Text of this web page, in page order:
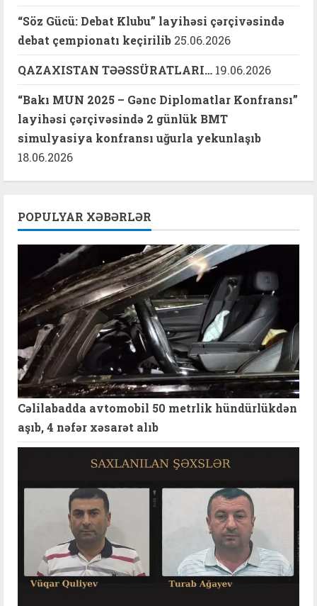
“Söz Gücü: Debat Klubu” layihəsi çərçivəsində
debat çempionatı keçirilib 25.06.2026
QAZAXISTAN TƏƏSSÜRATLARI… 19.06.2026
“Bakı MUN 2025 – Gənc Diplomatlar Konfransı”
layihəsi çərçivəsində 2 günlük BMT
simulyasiya konfransı uğurla yekunlaşıb
18.06.2026
POPULYAR XƏBƏRLƏR
Cəlilabadda avtomobil 50 metrlik hündürlükdən
aşıb, 4 nəfər xəsarət alıb